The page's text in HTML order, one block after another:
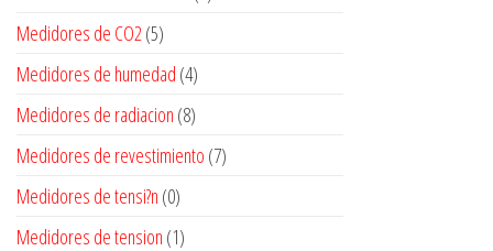
Medidores de CO2(5)
Medidores de humedad (4)
Medidores de radiacion (8)
Medidores de revestimiento (7)
Medidores de tensi?n (0)
Medidores de tension (1)